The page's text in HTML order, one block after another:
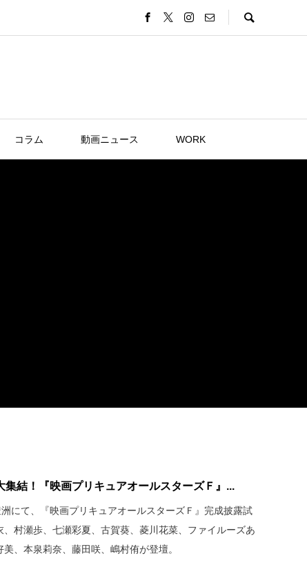
コラム 動画ニュース WORK
結！『映画プリキュアオールスターズＦ』...
にて、『映画プリキュアオールスターズＦ』完成披露試
村瀬歩、七瀬彩夏、古賀葵、菱川花菜、ファイルーズあ
、本泉莉奈、藤田咲、嶋村侑が登壇。